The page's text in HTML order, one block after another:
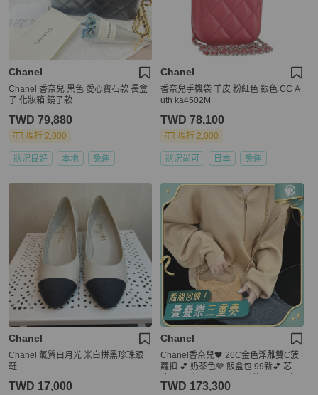
Chanel
Chanel 香奈兒 黑色 愛心寶石款 長盒
子 化妝箱 鏡子款
TWD 79,880
現折 2,000
狀況良好 本地 免運
Chanel
香奈兒手機袋 羊皮 粉紅色 銀色 CC A
uth ka4502M
TWD 78,100
現折 2,000
狀況尚可 日本 免運
Chanel
Chanel 氣質白月光 米白拼黑珍珠跟
鞋
TWD 17,000
Chanel
Chanel香奈兒🖤 26C金色浮雕雙C菠
蘿扣 💕 奶茶色🤎 飯盒包 99新💕 芯片
購證
TWD 173,300